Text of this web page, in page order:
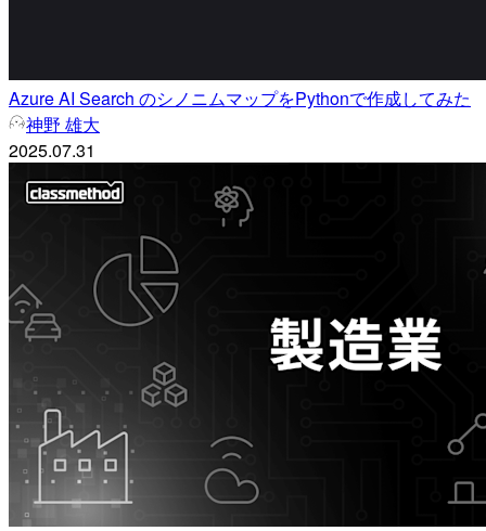
Azure AI Search のシノニムマップをPythonで作成してみた
神野 雄大
2025.07.31